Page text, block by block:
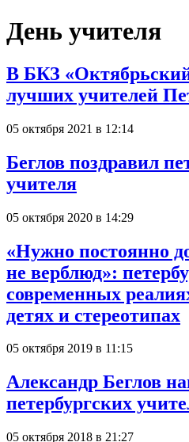
День учителя
В БКЗ
лучших учителей
05 октября 2021 в 12:14
Беглов поздравил
учителя
05 октября 2020 в 14:29
«Нужно постоянно
не верблюд»:
современных
детях и стереотипах
05 октября 2019 в 11:15
Александр Беглов
петербургских
05 октября 2018 в 21:27